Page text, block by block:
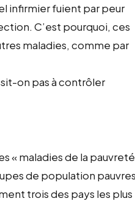
infirmier fuient par peur
C’est pourquoi, ces
maladies, comme par
on pas à contrôler
« maladies de la pauvreté
de population
trois des pays les plus